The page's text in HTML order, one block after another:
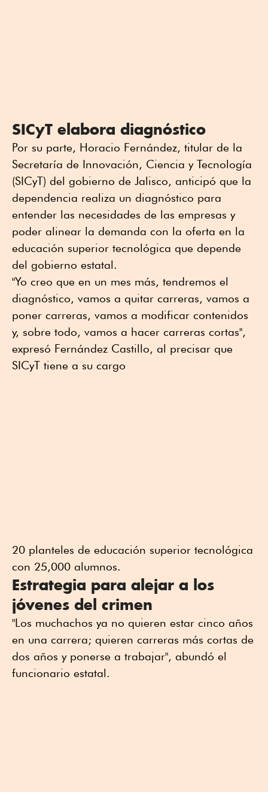
SICyT elabora diagnóstico
Por su parte, Horacio Fernández, titular de la
Secretaría de Innovación, Ciencia y Tecnología
(SICyT) del gobierno de Jalisco, anticipó que la
dependencia realiza un diagnóstico para
entender las necesidades de las empresas y
poder alinear la demanda con la oferta en la
educación superior tecnológica que depende
del gobierno estatal.
"Yo creo que en un mes más, tendremos el
diagnóstico, vamos a quitar carreras, vamos a
poner carreras, vamos a modificar contenidos
y, sobre todo, vamos a hacer carreras cortas",
expresó Fernández Castillo, al precisar que
SICyT tiene a su cargo
20 planteles de educación superior tecnológica
con 25,000 alumnos.
Estrategia para alejar a los
jóvenes del crimen
"Los muchachos ya no quieren estar cinco años
en una carrera; quieren carreras más cortas de
dos años y ponerse a trabajar", abundó el
funcionario estatal.